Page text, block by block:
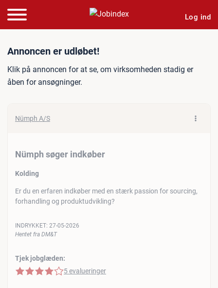
Log ind
Jobannonce: Nümph
Annoncen er udløbet!
Klik på annoncen for at se, om virksomheden stadig er
åben for ansøgninger.
Nümph A/S
Nümph søger indkøber
Kolding
Er du en erfaren indkøber med en stærk passion for sourcing,
forhandling og produktudvikling?
Tjek jobglæden:
4 af 5 stjerner
5 evalueringer
INDRYKKET: 27-05-2026
Hentet fra DM&T